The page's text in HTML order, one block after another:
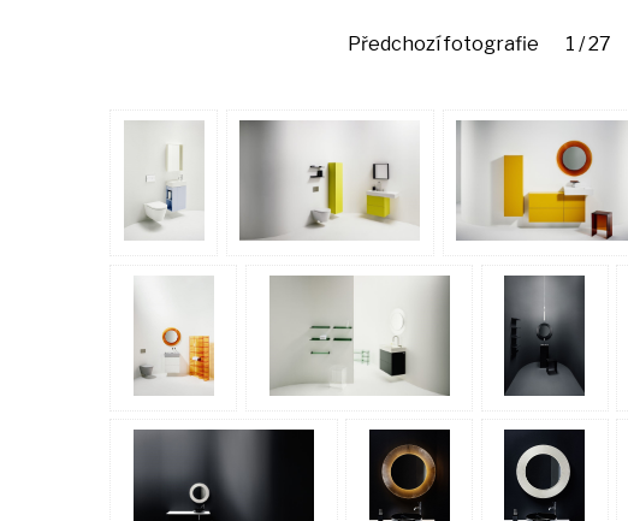
Předchozí fotografie 1 / 27